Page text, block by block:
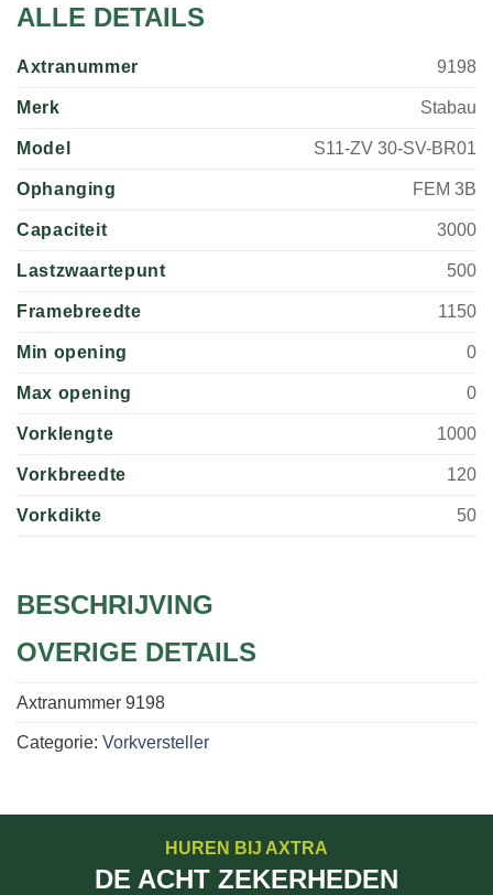
ALLE DETAILS
Axtranummer 9198
Merk Stabau
Model S11-ZV 30-SV-BR01
Ophanging FEM 3B
Capaciteit 3000
Lastzwaartepunt 500
Framebreedte 1150
Min opening 0
Max opening 0
Vorklengte 1000
Vorkbreedte 120
Vorkdikte 50
BESCHRIJVING
OVERIGE DETAILS
Axtranummer 9198
Categorie: Vorkversteller
HUREN BIJ AXTRA
DE ACHT ZEKERHEDEN